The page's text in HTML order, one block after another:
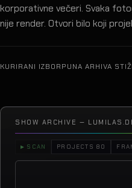
korporativne večeri. Svaka
nije render. Otvori bilo koji
KURIRANI IZBORPUNA ARHIVA
SHOW ARCHIVE —
▶ SCAN PROJECTS 80